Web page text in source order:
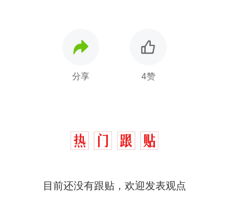
分享 4赞
目前还没有跟贴，欢迎发表观点